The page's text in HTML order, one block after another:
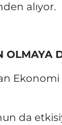
alıyor.
Ekonomi
da